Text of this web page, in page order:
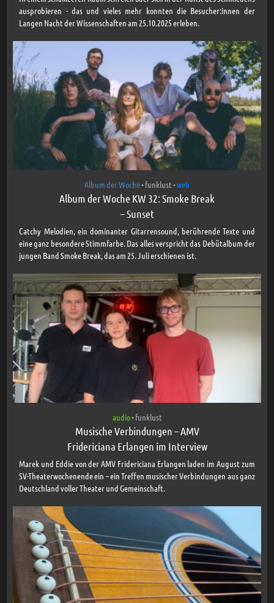
ausprobieren - das und vieles mehr konnten die Besucher:innen der
Langen Nacht der Wissenschaften am 25.10.2025 erleben.
Album der Woche•funklust•web
Album der Woche KW 32: Smoke Break
– Sunset
Catchy Melodien, ein dominanter Gitarrensound, berührende Texte und
eine ganz besondere Stimmfarbe. Das alles verspricht das Debütalbum der
jungen Band Smoke Break, das am 25. Juli erschienen ist.
audio• funklust
Musische Verbindungen – AMV
Fridericiana Erlangen im Interview
Marek und Eddie von der AMV Fridericiana Erlangen laden im August zum
SV-Theaterwochenende ein – ein Treffen musischer Verbindungen aus ganz
Deutschland voller Theater und Gemeinschaft.